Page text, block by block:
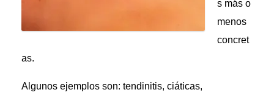
s más o
menos
concret
as.
Algunos ejemplos son: tendinitis, ciáticas,